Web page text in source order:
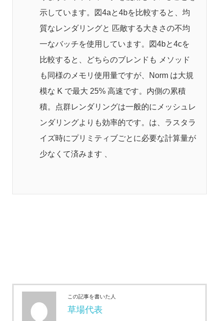
示しています。図4aと4bを比較すると、均
質なレンダリングと 匹敵する大きさの不均
一なバッチを使用しています。図4bと4cを
比較すると、どちらのブレンドも メソッド
も同様のメモリ使用量ですが、Norm は大規
模な K で最大 25% 高速です。内側の累積
積。点群レンダリングは一般的にメッシュレ
ンダリングよりも効率的です。は、ラスタラ
イズ時にプリミティブごとに必要な計算量が
少なくて済みます 、
この記事を書いた人
草場代表